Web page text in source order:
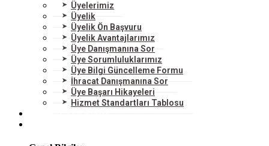
Üyelerimiz
Üyelik
Üyelik Ön Başvuru
Üyelik Avantajlarımız
Üye Danışmanına Sor
Üye Sorumluluklarımız
Üye Bilgi Güncelleme Formu
İhracat Danışmanına Sor
Üye Başarı Hikayeleri
Hizmet Standartları Tablosu